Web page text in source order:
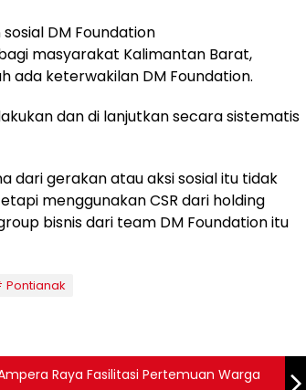
DM Foundation
masyarakat Kalimantan Barat,
ada keterwakilan DM Foundation.
dan di lanjutkan secara sistematis
dari gerakan atau aksi sosial itu tidak
menggunakan CSR dari holding
bisnis dari team DM Foundation itu
Pontianak
Raya Fasilitasi Pertemuan Warga